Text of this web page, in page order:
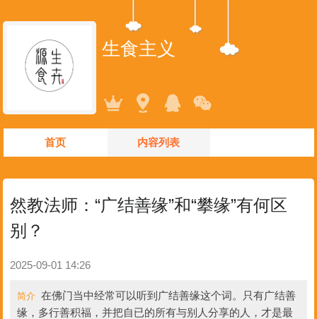
生食主义
首页 内容列表
然教法师：“广结善缘”和“攀缘”有何区
别？
2025-09-01 14:26
简介 在佛门当中经常可以听到广结善缘这个词。只有广结善
缘，多行善积福，并把自已的所有与别人分享的人，才是最